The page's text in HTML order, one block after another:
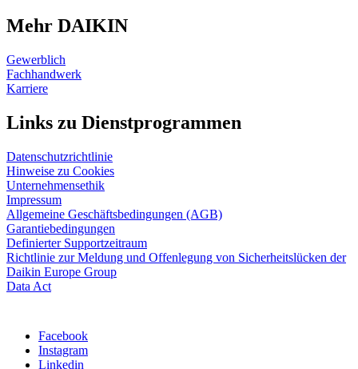
Mehr DAIKIN
Gewerblich
Fachhandwerk
Karriere
Links zu Dienstprogrammen
Datenschutzrichtlinie
Hinweise zu Cookies
Unternehmensethik
Impressum
Allgemeine Geschäftsbedingungen (AGB)
Garantiebedingungen
Definierter Supportzeitraum
Richtlinie zur Meldung und Offenlegung von Sicherheitslücken der
Daikin Europe Group
Data Act
Facebook
Instagram
Linkedin